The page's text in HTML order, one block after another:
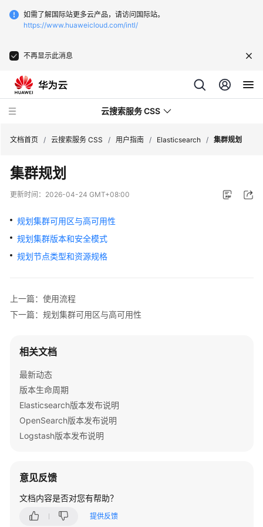
如需了解国际站更多云产品，请访问国际站。
https://www.huaweicloud.com/intl/
不再显示此消息
云搜索服务 CSS
新
动
态
公
告
品
绍
计
费
快
速
入
文档首页 / 云搜索服务 CSS / 用户指南 / Elasticsearch / 集群规划
集群规划
更新时间： 2026-04-24 GMT+08:00
规划集群可用区与高可用性
规划集群版本和安全模式
规划节点类型和资源规格
上一篇：使用流程
下一篇：规划集群可用区与高可用性
相关文档
最新动态
版本生命周期
Elasticsearch版本发布说明
OpenSearch版本发布说明
Logstash版本发布说明
意见反馈
文档内容是否对您有帮助？
提供反馈